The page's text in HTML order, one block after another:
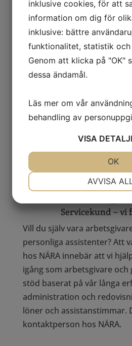
delta i
hos NÄRA passar dig som
delar i organisation och
själv ha arbetsgivaransvar.
vi en personlig assistent
för det systematiska
Servicekund – vi
Vill du själv vara
personliga assistenter? Att
hos NÄRA innebär att vi
igång som arbetsgivare och
stöd baserat på vår långa
administration och
löner och assistanstimmar.
kontaktperson hos NÄRA.
inklusive cookies, för att
information om dig för
inklusive: bättre
funktionalitet, statistik
Genom att klicka på "OK"
dessa ändamål.
Läs mer om vår
behandling av
VISA
MARKNADSFÖRING
AVVISA
OK